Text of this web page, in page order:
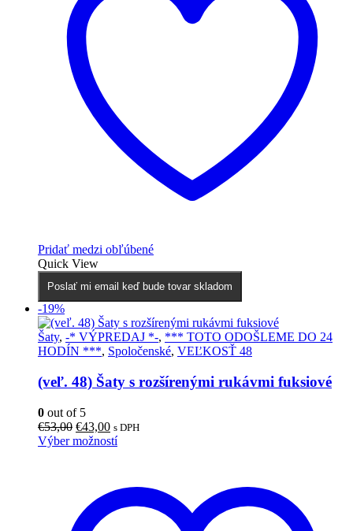
Pridať medzi obľúbené
Quick View
Poslať mi email keď bude tovar skladom
-19%
Šaty, -* VÝPREDAJ *-, *** TOTO ODOŠLEME DO 24
HODÍN ***, Spoločenské, VEĽKOSŤ 48
(veľ. 48) Šaty s rozšírenými rukávmi fuksiové
0 out of 5
€53,00 Pôvodná
cena
€43,00Aktuálna
cena
s DPH
Výber možnostíTento
variantov.
Možnosti